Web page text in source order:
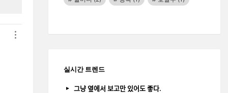
실시간 트렌드
그냥 옆에서 보고만 있어도 좋다.